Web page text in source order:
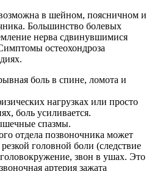
в шейном, поясничном и
Большинство болевых
нерва сдвинувшимися
остеохондроза
боль в спине, ломота и
нагрузках или просто
боль усиливается.
спазмы.
отдела позвоночника может
головной боли (следствие
звон в ушах. Это
артерия зажата